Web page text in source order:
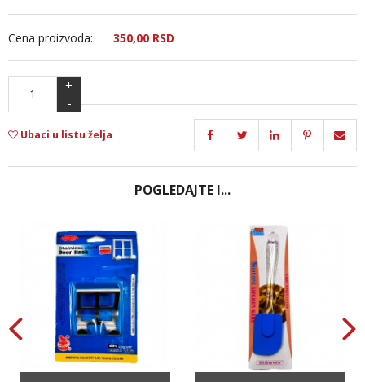
Cena proizvoda: 350,00 RSD
+
-
Ubaci u listu želja
POGLEDAJTE I...